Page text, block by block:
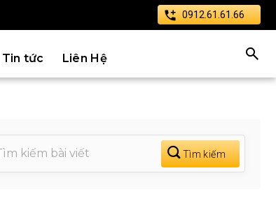
0912.61.61.66
Tin tức Liên Hệ